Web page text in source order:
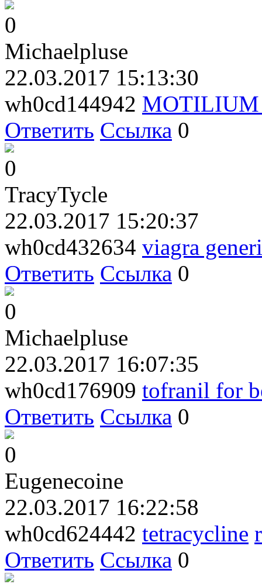
0
Michaelpluse
22.03.2017 15:13:30
wh0cd144942
Ответить Ссылка 0
0
TracyTycle
22.03.2017 15:20:37
wh0cd432634 viagra
Ответить Ссылка 0
0
Michaelpluse
22.03.2017 16:07:35
wh0cd176909 tofranil for
Ответить Ссылка 0
0
Eugenecoine
22.03.2017 16:22:58
wh0cd624442 tetracycline
Ответить Ссылка 0